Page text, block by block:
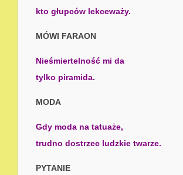
kto głupców lekceważy.
MÓWI FARAON
Nieśmiertelność mi da
tylko piramida.
MODA
Gdy moda na tatuaże,
trudno dostrzec ludzkie twarze.
PYTANIE